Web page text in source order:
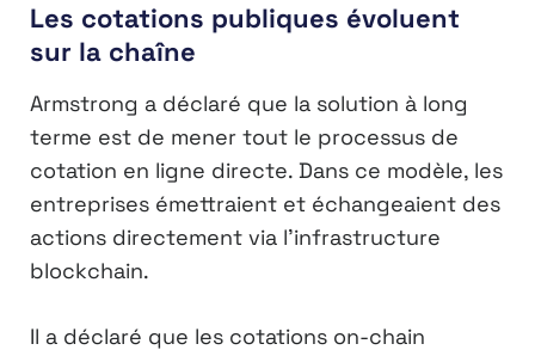
Les cotations publiques évoluent
sur la chaîne
Armstrong a déclaré que la solution à long
terme est de mener tout le processus de
cotation en ligne directe. Dans ce modèle, les
entreprises émettraient et échangeaient des
actions directement via l’infrastructure
blockchain.
Il a déclaré que les cotations on-chain